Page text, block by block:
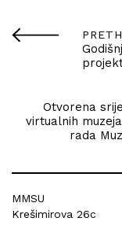
Otvorena
virtualnih
rada
MMSU
Krešimirova 26c